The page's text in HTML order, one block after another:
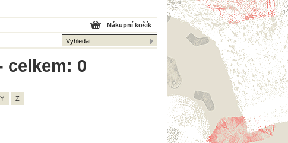
Nákupní košík
celkem: 0
Y Z